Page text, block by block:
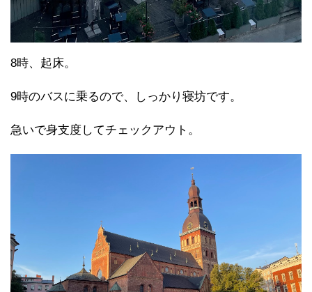
8時、起床。
9時のバスに乗るので、しっかり寝坊です。
急いで身支度してチェックアウト。